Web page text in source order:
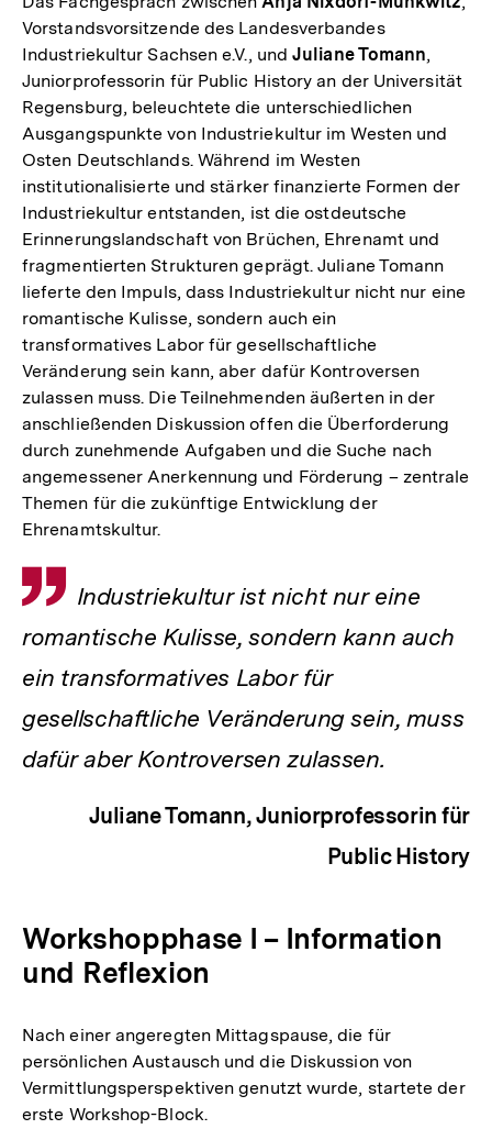
Vorstandsvorsitzende des Landesverbandes
Industriekultur Sachsen e.V., undJuliane Tomann,
Juniorprofessorin für Public History an der Universität
Regensburg, beleuchtete die unterschiedlichen
Ausgangspunkte von Industriekultur im Westen und
Osten Deutschlands. Während im Westen
institutionalisierte und stärker finanzierte Formen der
Industriekultur entstanden, ist die ostdeutsche
Erinnerungslandschaft von Brüchen, Ehrenamt und
fragmentierten Strukturen geprägt. Juliane Tomann
lieferte den Impuls, dass Industriekultur nicht nur eine
romantische Kulisse, sondern auch ein
transformatives Labor für gesellschaftliche
Veränderung sein kann, aber dafür Kontroversen
zulassen muss. Die Teilnehmenden äußerten in der
anschließenden Diskussion offen die Überforderung
durch zunehmende Aufgaben und die Suche nach
angemessener Anerkennung und Förderung – zentrale
Themen für die zukünftige Entwicklung der
Ehrenamtskultur.
Zitat
Industriekultur ist nicht nur eine
romantische Kulisse, sondern kann auch
ein transformatives Labor für
gesellschaftliche Veränderung sein, muss
dafür aber Kontroversen zulassen.
Juliane Tomann, Juniorprofessorin für
Public History
Workshopphase I – Information
und Reflexion
Nach einer angeregten Mittagspause, die für
persönlichen Austausch und die Diskussion von
Vermittlungsperspektiven genutzt wurde, startete der
erste Workshop-Block.